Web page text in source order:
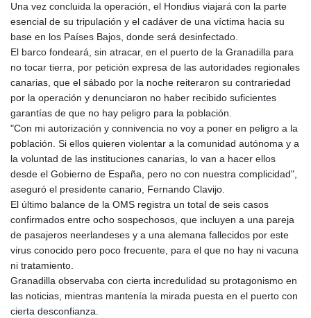
MGA
4982.944983
MKD 61.70777
MMK
2427.596601
MNT 4159.0218
MOP 9.34149
MRU 46.349915
MUR 54.396619
MVR 17.862733
MWK
2008.207995
MXN 19.811776
MYR 4.728715
MZN 73.882892
NAD 18.78764
NGN
NIO 42.540713
NOK 10.99759
Una vez concluida la operación, el Hondius viajará con la parte
esencial de su tripulación y el cadáver de una víctima hacia su
base en los Países Bajos, donde será desinfectado.
El barco fondeará, sin atracar, en el puerto de la Granadilla para
no tocar tierra, por petición expresa de las autoridades regionales
canarias, que el sábado por la noche reiteraron su contrariedad
por la operación y denunciaron no haber recibido suficientes
garantías de que no hay peligro para la población.
"Con mi autorización y connivencia no voy a poner en peligro a la
población. Si ellos quieren violentar a la comunidad autónoma y a
la voluntad de las instituciones canarias, lo van a hacer ellos
desde el Gobierno de España, pero no con nuestra complicidad",
aseguró el presidente canario, Fernando Clavijo.
El último balance de la OMS registra un total de seis casos
confirmados entre ocho sospechosos, que incluyen a una pareja
de pasajeros neerlandeses y a una alemana fallecidos por este
virus conocido pero poco frecuente, para el que no hay ni vacuna
ni tratamiento.
Granadilla observaba con cierta incredulidad su protagonismo en
las noticias, mientras mantenía la mirada puesta en el puerto con
cierta desconfianza.